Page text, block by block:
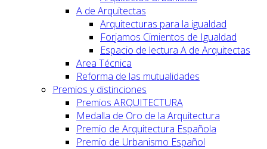
A de Arquitectas
Arquitecturas para la igualdad
Forjamos Cimientos de Igualdad
Espacio de lectura A de Arquitectas
Area Técnica
Reforma de las mutualidades
Premios y distinciones
Premios ARQUITECTURA
Medalla de Oro de la Arquitectura
Premio de Arquitectura Española
Premio de Urbanismo Español